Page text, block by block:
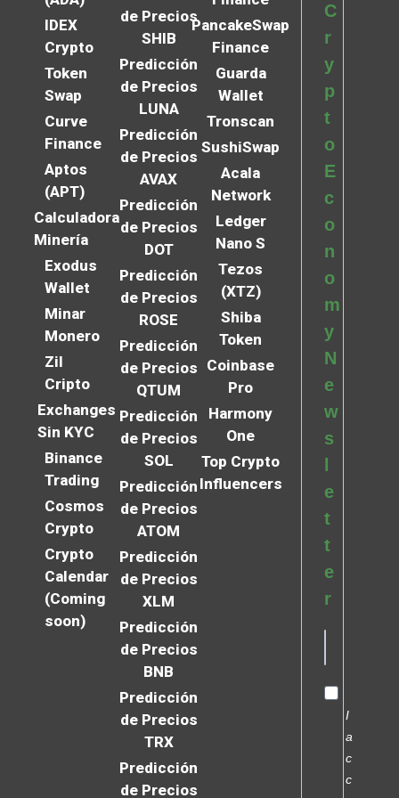
IDEX
Crypto
Token
Swap
Curve
Finance
Aptos
(APT)
Calculadora
Minería
Exodus
Wallet
Minar
Monero
Zil
Cripto
Exchanges
Sin KYC
Binance
Trading
Cosmos
Crypto
Crypto
Calendar
(Coming
soon)
de Precios
SHIB
Predicción
de Precios
LUNA
Predicción
de Precios
AVAX
Predicción
de Precios
DOT
Predicción
de Precios
ROSE
Predicción
de Precios
QTUM
Predicción
de Precios
SOL
Predicción
de Precios
ATOM
Predicción
de Precios
XLM
Predicción
de Precios
BNB
Predicción
de Precios
TRX
Predicción
de Precios
PancakeSwap
Finance
Guarda
Wallet
Tronscan
SushiSwap
Acala
Network
Ledger
Nano S
Tezos
(XTZ)
Shiba
Token
Coinbase
Pro
Harmony
One
Top Crypto
Influencers
C
r
y
p
t
o
E
c
o
n
o
m
y
N
e
w
s
e
t
t
e
r
I
a
c
c